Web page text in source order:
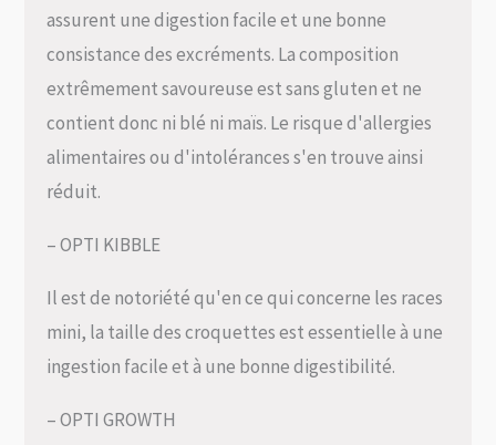
assurent une digestion facile et une bonne
consistance des excréments. La composition
extrêmement savoureuse est sans gluten et ne
contient donc ni blé ni maïs. Le risque d'allergies
alimentaires ou d'intolérances s'en trouve ainsi
réduit.
– OPTI KIBBLE
Il est de notoriété qu'en ce qui concerne les races
mini, la taille des croquettes est essentielle à une
ingestion facile et à une bonne digestibilité.
– OPTI GROWTH